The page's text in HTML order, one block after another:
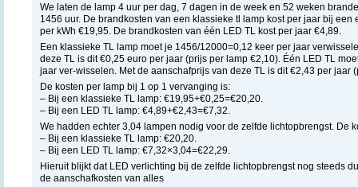
We laten de lamp 4 uur per dag, 7 dagen in de week en 52 weken
1456 uur. De brandkosten van een klassieke tl lamp kost per jaar bij
per kWh €19,95. De brandkosten van één LED TL kost per jaar €4,89.
Een klassieke TL lamp moet je 1456/12000=0,12 keer per jaar
deze TL is dit €0,25 euro per jaar (prijs per lamp €2,10). Één LED TL
jaar ver-wisselen. Met de aanschafprijs van deze TL is dit €2,43 per jaar
De kosten per lamp bij 1 op 1 vervanging is:
– Bij een klassieke TL lamp: €19,95+€0,25=€20,20.
– Bij een LED TL lamp: €4,89+€2,43=€7,32.
We hadden echter 3,04 lampen nodig voor de zelfde lichtopbrengst. De
– Bij een klassieke TL lamp: €20,20.
– Bij een LED TL lamp: €7,32×3,04=€22,29.
Hieruit blijkt dat LED verlichting bij de zelfde lichtopbrengst nog steeds
de aanschafkosten van alles